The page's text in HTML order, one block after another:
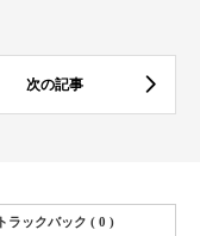
トラックバック ( 0 )